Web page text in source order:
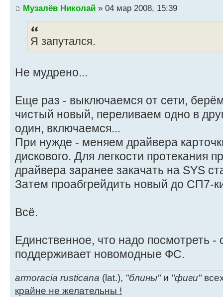
Музалёв Николай » 04 мар 2008, 15:39
Я запутался.
Не мудрено...
Еще раз - выключаемся от сети,
чистый новый, переливаем одно в
один, включаемся...
При нужде - меняем драйвера
дискового. Для легкости протекания
драйвера заранее закачать на SYS
Затем проабгрейдить новый до СП7-
Всё.
Единственное, что надо посмотреть -
поддерживает новомодные ФС.
armoracia rusticana (lat.), "блины"и "фиги"
крайне не желательны !